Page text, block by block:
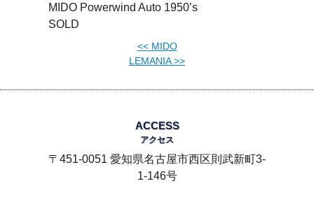
MIDO Powerwind Auto 1950’s
SOLD
<<MIDO
LEMANIA>>
ACCESS
アクセス
〒451-0051 愛知県名古屋市西区則武新町3-
1-146号